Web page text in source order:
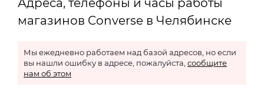
Адреса, телефоны и часы работы
магазинов Converse в Челябинске
Мы ежедневно работаем над базой адресов, но если
вы нашли ошибку в адресе, пожалуйста, сообщите
нам об этом